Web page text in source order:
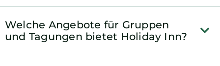
Welche Angebote für Gruppen
und Tagungen bietet Holiday Inn?